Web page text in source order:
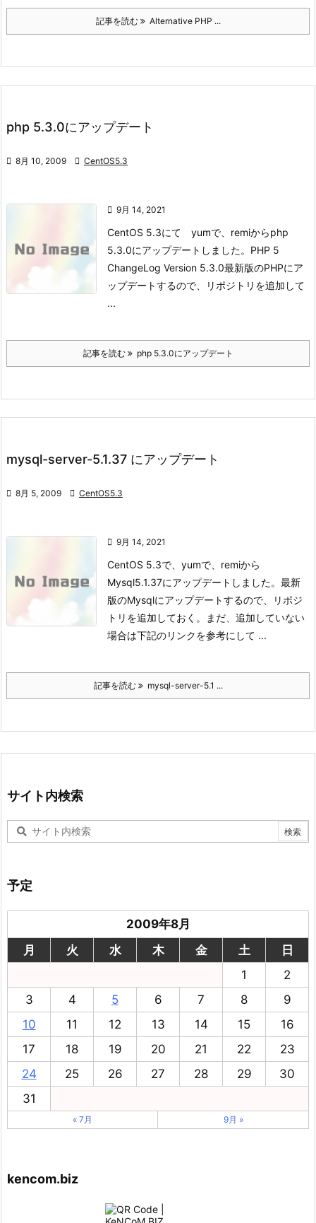
記事を読む Alternative PHP ...
php 5.3.0にアップデート
 8月 10, 2009  CentOS5.3
 9月 14, 2021
CentOS 5.3にて yumで、remiからphp
5.3.0にアップデートしました。 PHP 5
ChangeLog Version 5.3.0最新版のPHPにア
ップデートするので、リポジトリを追加して
...
記事を読む php 5.3.0にアップデート
mysql-server-5.1.37 にアップデート
 8月 5, 2009  CentOS5.3
 9月 14, 2021
CentOS 5.3で、yumで、remiから
Mysql5.1.37にアップデートしました。 最新
版のMysqlにアップデートするので、リポジ
トリを追加しておく。
まだ、追加していない
場合は下記のリンクを参考にして ...
記事を読む mysql-server-5.1 ...
サイト内検索
予定
2009年8月
月
火 水 木 金 土
日
1
2
3
4 5 6 7 8
9
10
11 12 13 14 15
16
17
18 19 20 21 22
23
24
25 26 27 28 29
30
31
« 7月 9月 »
kencom.biz